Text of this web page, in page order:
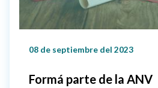
08 de septiembre del 2023
Formá parte de la ANV